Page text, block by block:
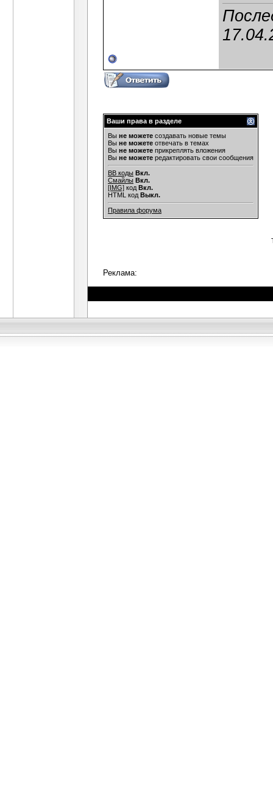
Ваши права в разделе
Вы не можете создавать новые темы
Вы не можете отвечать в темах
Вы не можете прикреплять вложения
Вы не можете редактировать свои сообщения
BB коды Вкл.
Смайлы Вкл.
[IMG] код Вкл.
HTML код Выкл.
Правила форума
Реклама: